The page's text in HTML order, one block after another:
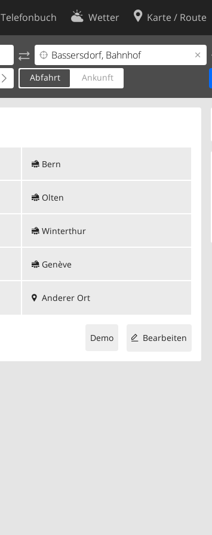
Telefonbuch Wetter Karte / Route
Abfahrt Ankunft
Bern
Olten
Winterthur
Genève
Anderer Ort
Bearbeiten
Demo
Kontakt
Nutzungsbedingungen